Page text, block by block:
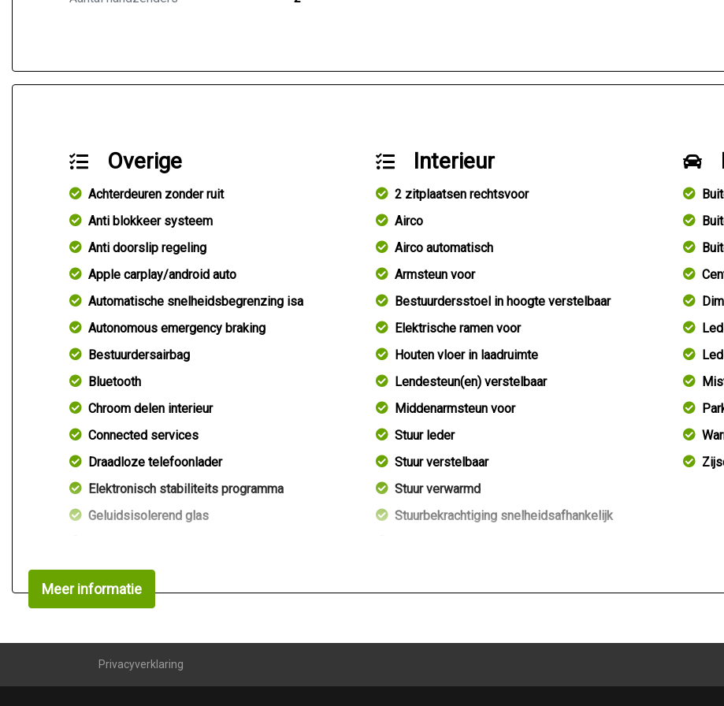
Overige
Achterdeuren zonder ruit
Anti blokkeer systeem
Anti doorslip regeling
Apple carplay/android auto
Automatische snelheidsbegrenzing isa
Autonomous emergency braking
Bestuurdersairbag
Bluetooth
Chroom delen interieur
Connected services
Draadloze telefoonlader
Elektronisch stabiliteits programma
Geluidsisolerend glas
Keyless entry/start
Multimedia scherm middel
Interieur
2 zitplaatsen rechtsvoor
Airco
Airco automatisch
Armsteun voor
Bestuurdersstoel in hoogte verstelbaar
Elektrische ramen voor
Houten vloer in laadruimte
Lendesteun(en) verstelbaar
Middenarmsteun voor
Stuur leder
Stuur verstelbaar
Stuur verwarmd
Stuurbekrachtiging snelheidsafhankelijk
Meer informatie
Privacyverklaring